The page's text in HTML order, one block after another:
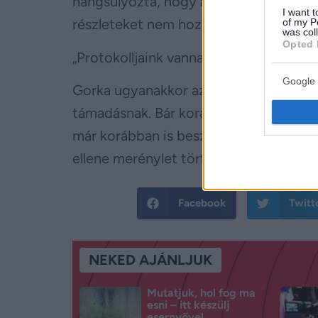
I want
of my
was
Opted
Google
részleteket nem hozhatja
„Protokolljaink vannak, de ezekről nem
Gorka ugyanakkor azt állította, nem
támadásnak. Bár korábban maga az
már korábban is beszélt arról, hogy
ellene merénylet történne – írja a
Facebook
NEKED AJÁNLJUK
Mutatjuk, hol fog ma
esni – itt készülj